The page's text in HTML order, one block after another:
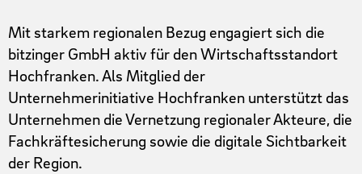
Mit starkem regionalen Bezug engagiert sich die
bitzinger GmbH aktiv für den Wirtschaftsstandort
Hochfranken. Als Mitglied der
Unternehmerinitiative Hochfranken unterstützt das
Unternehmen die Vernetzung regionaler Akteure, die
Fachkräftesicherung sowie die digitale Sichtbarkeit
der Region.